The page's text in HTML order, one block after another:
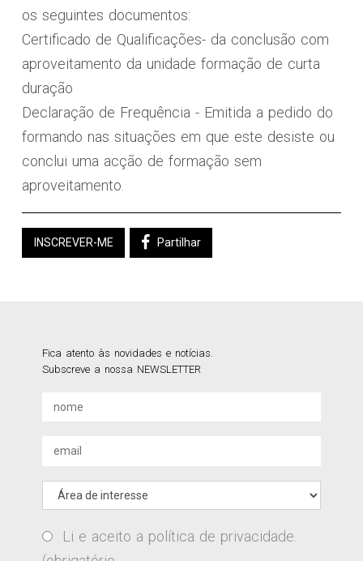
os seguintes documentos:
Certificado de Qualificações- da conclusão com
aproveitamento da unidade formação de curta
duração
Declaração de Frequência - Emitida a pedido do
formando nas situações em que este desiste ou
conclui uma acção de formação sem
aproveitamento.
INSCREVER-ME Partilhar
Fica atento às novidades e notícias.
Subscreve a nossa NEWSLETTER
Li e aceito a política de privacidade